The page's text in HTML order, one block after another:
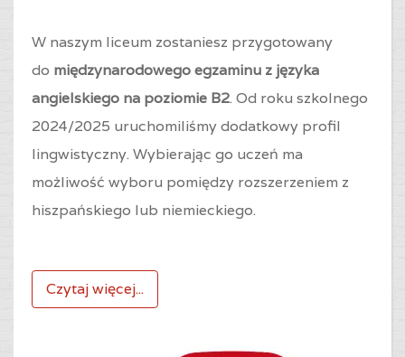
W naszym liceum zostaniesz przygotowany
do międzynarodowego egzaminu z języka
angielskiego na poziomie B2. Od roku szkolnego
2024/2025 uruchomiliśmy dodatkowy profil
lingwistyczny. Wybierając go uczeń ma
możliwość wyboru pomiędzy rozszerzeniem z
hiszpańskiego lub niemieckiego.
Czytaj więcej...